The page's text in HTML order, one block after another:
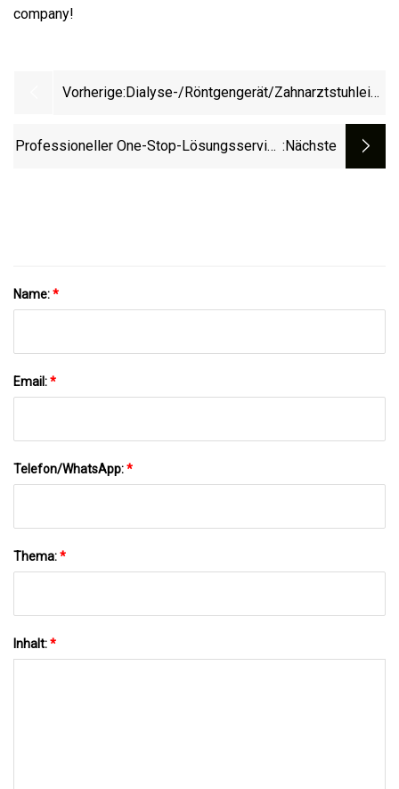
company!
Vorherige: Dialyse-/Röntgengerät/
Krankenhaus, Chirurgische Instrumente,
Diagnose, Service Für Ophthalmologische
Professioneller One-Stop-Lösungsservice :nächste
Name:*
Email:*
Telefon/WhatsApp:*
Thema:*
Inhalt:*